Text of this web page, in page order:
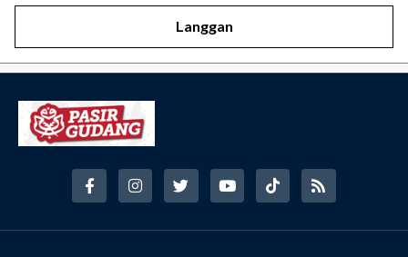
Langgan
F
a
c
b
I
n
s
a
T
w
i
t
Y
o
u
u
T
i
k
o
R
s
s